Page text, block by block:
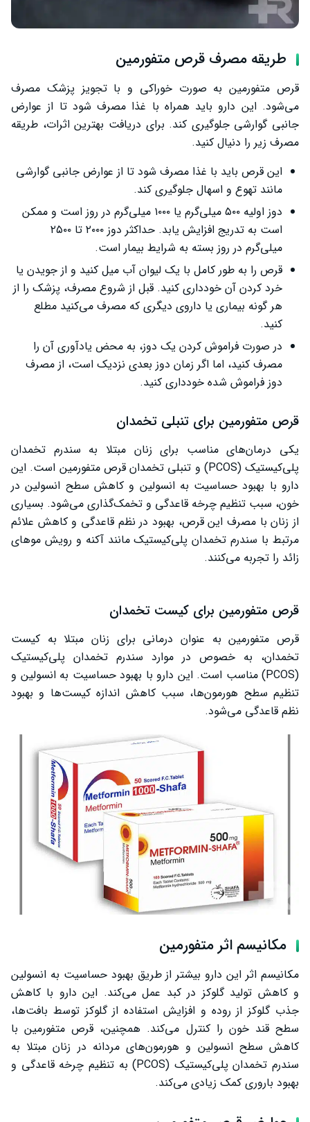
طریقه مصرف قرص متفورمین
قرص متفورمین به صورت خوراکی و با تجویز پزشک مصرف
می‌شود. این دارو باید همراه با غذا مصرف شود تا از عوارض
جانبی گوارشی جلوگیری کند. برای دریافت بهترین اثرات، طریقه
مصرف زیر را دنیال کنید.
این قرص باید با غذا مصرف شود تا از عوارض جانبی گوارشی
مانند تهوع و اسهال جلوگیری کند.
دوز اولیه ۵۰۰ میلی‌گرم یا ۱۰۰۰ میلی‌گرم در روز است و ممکن
است به تدریج افزایش یابد. حداکثر دوز ۲۰۰۰ تا ۲۵۰۰
میلی‌گرم در روز بسته به شرایط بیمار است.
قرص را به طور کامل با یک لیوان آب میل کنید و از جویدن یا
خرد کردن آن خودداری کنید. قبل از شروع مصرف، پزشک را از
هر گونه بیماری یا داروی دیگری که مصرف می‌کنید مطلع
کنید.
در صورت فراموش کردن یک دوز، به محض یادآوری آن را
مصرف کنید، اما اگر زمان دوز بعدی نزدیک است، از مصرف
دوز فراموش شده خودداری کنید.
قرص متفورمین برای تنبلی تخمدان
یکی درمان‌های مناسب برای زنان مبتلا به سندرم تخمدان
پلی‌کیستیک (PCOS) و تنبلی تخمدان قرص متفورمین است. این
دارو با بهبود حساسیت به انسولین و کاهش سطح انسولین در
خون، سبب تنظیم چرخه قاعدگی و تخمک‌گذاری می‌شود. بسیاری
از زنان با مصرف این قرص، بهبود در نظم قاعدگی و کاهش علائم
مرتبط با سندرم تخمدان پلی‌کیستیک مانند آکنه و رویش موهای
زائد را تجربه می‌کنند.
قرص متفورمین برای کیست تخمدان
قرص متفورمین به عنوان درمانی برای زنان مبتلا به کیست
تخمدان، به خصوص در موارد سندرم تخمدان پلی‌کیستیک
(PCOS) مناسب است. این دارو با بهبود حساسیت به انسولین و
تنظیم سطح هورمون‌ها، سبب کاهش اندازه کیست‌ها و بهبود
نظم قاعدگی می‌شود.
مکانیسم اثر متفورمین
مکانیسم اثر این دارو بیشتر از طریق بهبود حساسیت به انسولین
و کاهش تولید گلوکز در کبد عمل می‌کند. این دارو با کاهش
جذب گلوکز از روده و افزایش استفاده از گلوکز توسط بافت‌ها،
سطح قند خون را کنترل می‌کند. همچنین، قرص متفورمین با
کاهش سطح انسولین و هورمون‌های مردانه در زنان مبتلا به
سندرم تخمدان پلی‌کیستیک (PCOS) به تنظیم چرخه قاعدگی و
بهبود باروری کمک زیادی می‌کند.